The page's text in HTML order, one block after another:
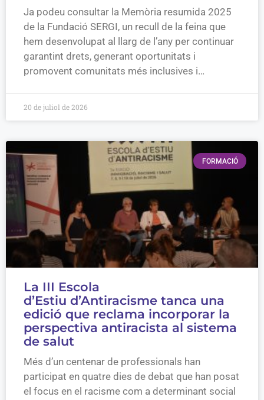
Ja podeu consultar la Memòria resumida 2025
de la Fundació SERGI, un recull de la feina que
hem desenvolupat al llarg de l’any per continuar
garantint drets, generant oportunitats i
promovent comunitats més inclusives i…
20 de juliol de 2026
FORMACIÓ
La III Escola
d’Estiu d’Antiracisme tanca una
edició que reclama incorporar la
perspectiva antiracista al sistema
de salut
Més d’un centenar de professionals han
participat en quatre dies de debat que han posat
el focus en el racisme com a determinant social